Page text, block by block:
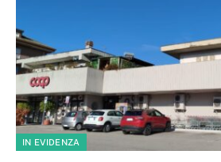
IN EVIDENZA